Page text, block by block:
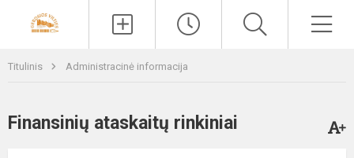
Titulinis Administracinė informacija
Finansinių ataskaitų rinkiniai